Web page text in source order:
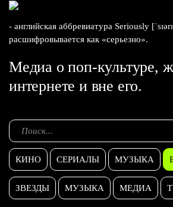
- английская аббревиатура Seriously
расшифровывается как «серьезно».
Медиа о поп-культуре,
интернете и вне его.
КИНО СЕРИАЛЫ МУЗЫКА
ЗВЕЗДЫ МУЗЫКА МЕДИА